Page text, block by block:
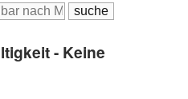
- Keine